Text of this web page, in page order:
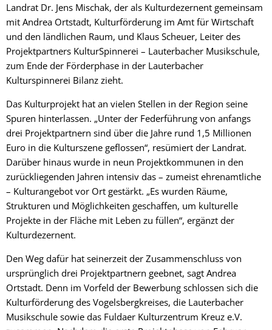
Landrat Dr. Jens Mischak, der als Kulturdezernent gemeinsam
mit Andrea Ortstadt, Kulturförderung im Amt für Wirtschaft
und den ländlichen Raum, und Klaus Scheuer, Leiter des
Projektpartners KulturSpinnerei – Lauterbacher Musikschule,
zum Ende der Förderphase in der Lauterbacher
Kulturspinnerei Bilanz zieht.
Das Kulturprojekt hat an vielen Stellen in der Region seine
Spuren hinterlassen. „Unter der Federführung von anfangs
drei Projektpartnern sind über die Jahre rund 1,5 Millionen
Euro in die Kulturszene geflossen“, resümiert der Landrat.
Darüber hinaus wurde in neun Projektkommunen in den
zurückliegenden Jahren intensiv das – zumeist ehrenamtliche
– Kulturangebot vor Ort gestärkt. „Es wurden Räume,
Strukturen und Möglichkeiten geschaffen, um kulturelle
Projekte in der Fläche mit Leben zu füllen“, ergänzt der
Kulturdezernent.
Den Weg dafür hat seinerzeit der Zusammenschluss von
ursprünglich drei Projektpartnern geebnet, sagt Andrea
Ortstadt. Denn im Vorfeld der Bewerbung schlossen sich die
Kulturförderung des Vogelsbergkreises, die Lauterbacher
Musikschule sowie das Fuldaer Kulturzentrum Kreuz e.V.